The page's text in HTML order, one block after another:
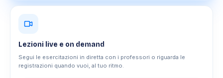
Lezioni live e on demand
Segui le esercitazioni in diretta con i professori o riguarda le
registrazioni quando vuoi, al tuo ritmo.